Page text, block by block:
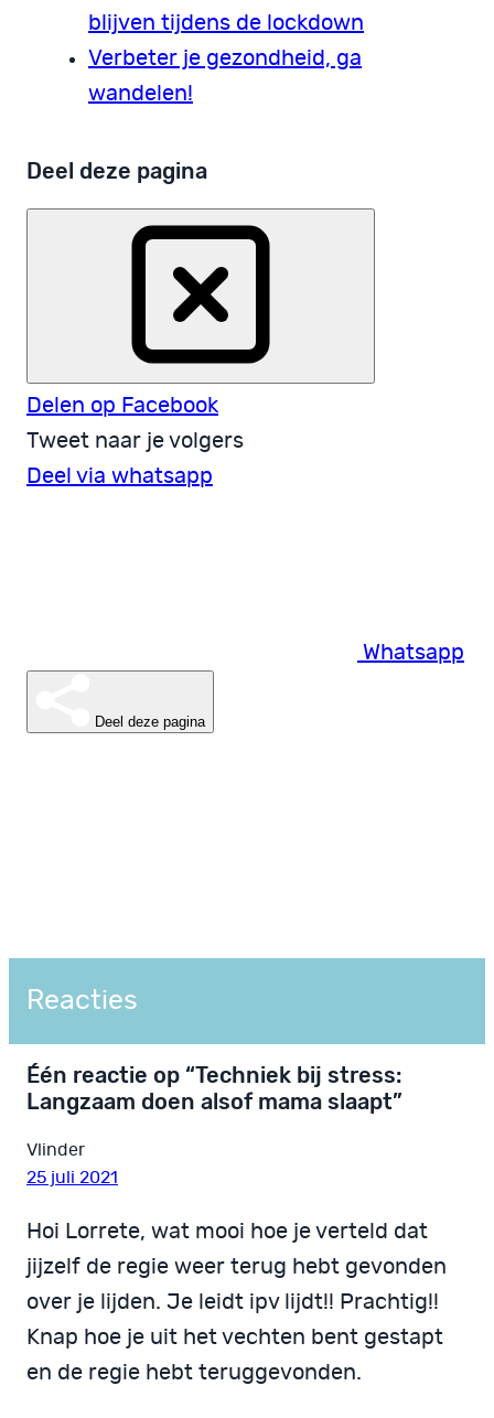
blijven tijdens de lockdown
Verbeter je gezondheid, ga
wandelen!
Deel deze pagina
Delen op Facebook
Tweet naar je volgers
Deel via whatsapp
Whatsapp
Deel deze pagina
Reacties
Één reactie op “Techniek bij stress:
Langzaam doen alsof mama slaapt”
Vlinder
25 juli 2021
Hoi Lorrete, wat mooi hoe je verteld dat
jijzelf de regie weer terug hebt gevonden
over je lijden. Je leidt ipv lijdt!! Prachtig!!
Knap hoe je uit het vechten bent gestapt
en de regie hebt teruggevonden.